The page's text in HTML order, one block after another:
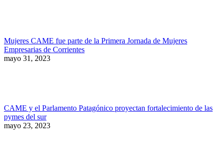
Mujeres CAME fue parte de la Primera Jornada de Mujeres
Empresarias de Corrientes
mayo 31, 2023
CAME y el Parlamento Patagónico proyectan fortalecimiento de las
pymes del sur
mayo 23, 2023